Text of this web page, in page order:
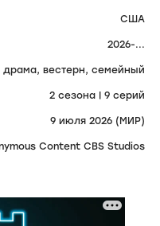
США
2026-...
драма, вестерн, семейный
2 сезона | 9 серий
9 июля 2026 (МИР)
AC Studios Anonymous Content CBS Studios